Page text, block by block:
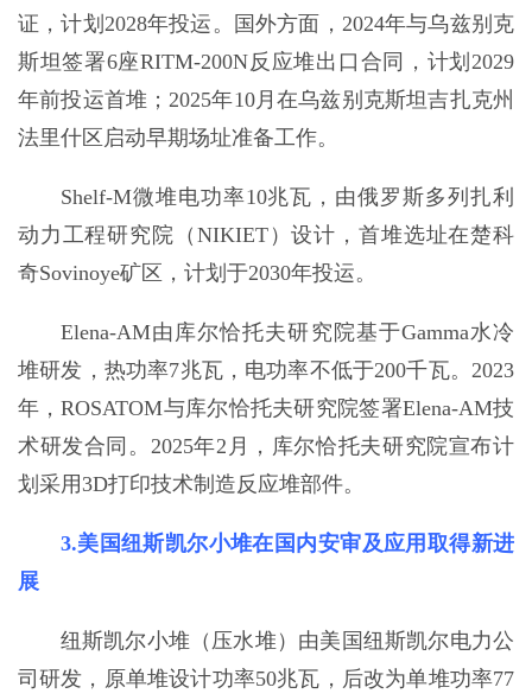
证，计划2028年投运。国外方面，2024年与乌兹别克
斯坦签署6座RITM-200N反应堆出口合同，计划2029
年前投运首堆；2025年10月在乌兹别克斯坦吉扎克州
法里什区启动早期场址准备工作。
Shelf-M微堆电功率10兆瓦，由俄罗斯多列扎利
动力工程研究院（NIKIET）设计，首堆选址在楚科
奇Sovinoye矿区，计划于2030年投运。
Elena-AM由库尔恰托夫研究院基于Gamma水冷
堆研发，热功率7兆瓦，电功率不低于200千瓦。2023
年，ROSATOM与库尔恰托夫研究院签署Elena-AM技
术研发合同。2025年2月，库尔恰托夫研究院宣布计
划采用3D打印技术制造反应堆部件。
3.美国纽斯凯尔小堆在国内安审及应用取得新进
展
纽斯凯尔小堆（压水堆）由美国纽斯凯尔电力公
司研发，原单堆设计功率50兆瓦，后改为单堆功率77